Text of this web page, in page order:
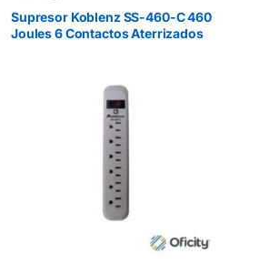
Supresor Koblenz SS-460-C 460
Joules 6 Contactos Aterrizados